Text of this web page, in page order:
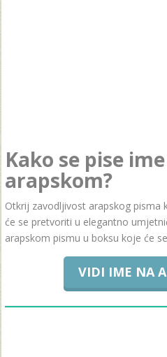
Kako se pise
arapskom?
Otkrij zavodljivost arapskog pisma
će se pretvoriti u elegantno
arapskom pismu u boksu koje će
VIDI IME NA